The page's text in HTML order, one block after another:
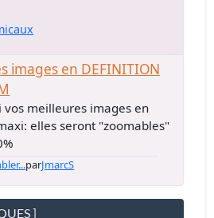
images en DEFINITION
vos meilleures images en
elles seront "zoomables"
parJmarcS
]